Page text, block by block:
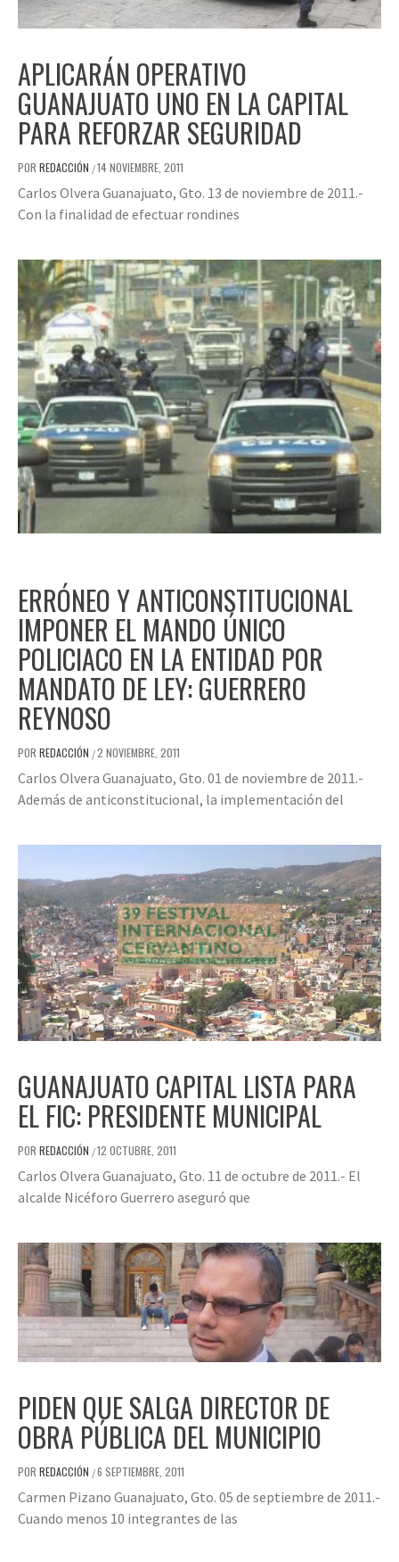
APLICARÁN OPERATIVO
GUANAJUATO UNO EN LA CAPITAL
PARA REFORZAR SEGURIDAD
POR REDACCIÓN /14 NOVIEMBRE, 2011
Carlos Olvera Guanajuato, Gto. 13 de noviembre de 2011.-
Con la finalidad de efectuar rondines
ERRÓNEO Y ANTICONSTITUCIONAL
IMPONER EL MANDO ÚNICO
POLICIACO EN LA ENTIDAD POR
MANDATO DE LEY: GUERRERO
REYNOSO
POR REDACCIÓN /2 NOVIEMBRE, 2011
Carlos Olvera Guanajuato, Gto. 01 de noviembre de 2011.-
Además de anticonstitucional, la implementación del
GUANAJUATO CAPITAL LISTA PARA
EL FIC: PRESIDENTE MUNICIPAL
POR REDACCIÓN /12 OCTUBRE, 2011
Carlos Olvera Guanajuato, Gto. 11 de octubre de 2011.- El
alcalde Nicéforo Guerrero aseguró que
PIDEN QUE SALGA DIRECTOR DE
OBRA PÚBLICA DEL MUNICIPIO
POR REDACCIÓN /6 SEPTIEMBRE, 2011
Carmen Pizano Guanajuato, Gto. 05 de septiembre de 2011.-
Cuando menos 10 integrantes de las